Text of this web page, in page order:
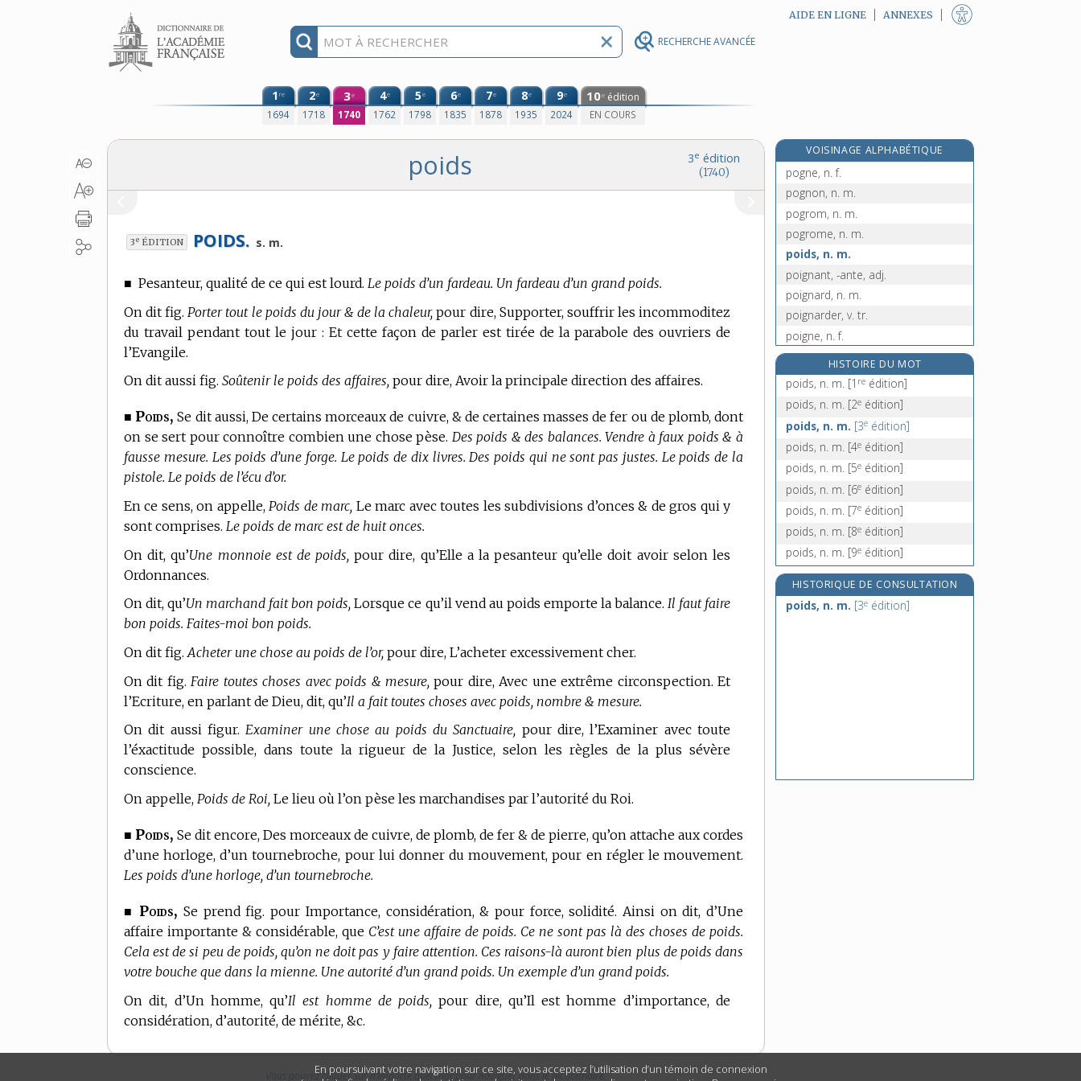
En poursuivant votre navigation sur ce site, vous acceptez l’utilisation d’un témoin de connexion
RECHERCHE AVANCÉE
Aller au contenu AIDE EN LIGNE ANNEXES
1re
1694
2e
1718
3e
1740
4e
1762
5e
1798
6e
1835
7e
1878
8e
1935
9e
2024
10e édition
EN COURS
3e édition
(1740)
poids
3e ÉDITION POIDS. s. m.
■ Pesanteur, qualité de ce qui est lourd. Le poids d’un fardeau. Un fardeau d’un grand poids.
On dit fig. Porter tout le poids du jour & de la chaleur, pour dire, Supporter, souffrir les incommoditez
du travail pendant tout le jour : Et cette façon de parler est tirée de la parabole des ouvriers de
l’Evangile.
On dit aussi fig. Soûtenir le poids des affaires, pour dire, Avoir la principale direction des affaires.
■ Poids, Se dit aussi, De certains morceaux de cuivre, & de certaines masses de fer ou de plomb, dont
on se sert pour connoître combien une chose pèse. Des poids & des balances. Vendre à faux poids & à
fausse mesure. Les poids d’une forge. Le poids de dix livres. Des poids qui ne sont pas justes. Le poids de la
pistole. Le poids de l’écu d’or.
En ce sens, on appelle, Poids de marc, Le marc avec toutes les subdivisions d’onces & de gros qui y
sont comprises. Le poids de marc est de huit onces.
On dit, qu’Une monnoie est de poids, pour dire, qu’Elle a la pesanteur qu’elle doit avoir selon les
Ordonnances.
On dit, qu’Un marchand fait bon poids, Lorsque ce qu’il vend au poids emporte la balance. Il faut faire
bon poids. Faites-moi bon poids.
On dit fig. Acheter une chose au poids de l’or, pour dire, L’acheter excessivement cher.
On dit fig. Faire toutes choses avec poids & mesure, pour dire, Avec une extrême circonspection. Et
l’Ecriture, en parlant de Dieu, dit, qu’Il a fait toutes choses avec poids, nombre & mesure.
On dit aussi figur.Examiner une chose au poids du Sanctuaire, pour dire, l’Examiner avec toute
l’éxactitude possible, dans toute la rigueur de la Justice, selon les règles de la plus sévère
conscience.
On appelle, Poids de Roi, Le lieu où l’on pèse les marchandises par l’autorité du Roi.
■ Poids, Se dit encore, Des morceaux de cuivre, de plomb, de fer & de pierre, qu’on attache aux cordes
d’une horloge, d’un tournebroche, pour lui donner du mouvement, pour en régler le mouvement.
Les poids d’une horloge, d’un tournebroche.
■ Poids, Se prend fig. pour Importance, considération, & pour force, solidité. Ainsi on dit, d’Une
affaire importante & considérable, que C’est une affaire de poids. Ce ne sont pas là des choses de poids.
Cela est de si peu de poids, qu’on ne doit pas y faire attention. Ces raisons-là auront bien plus de poids dans
votre bouche que dans la mienne. Une autorité d’un grand poids. Un exemple d’un grand poids.
On dit, d’Un homme, qu’Il est homme de poids, pour dire, qu’Il est homme d’importance, de
considération, d’autorité, de mérite, &c.
Vous pouvez cliquer sur n’importe quel mot pour naviguer dans le dictionnaire.
VOISINAGE ALPHABÉTIQUE
poge, n. m.[5eédition]
pogne, n. f.
pognon, n. m.
pogrom, n. m.
pogrome, n. m.
poids, n. m.
poignant, -ante, adj.
poignard, n. m.
poignarder, v. tr.
poigne, n. f.
poignée, n. f.
poignet, n. m.
poïkilotherme, adj.
poiloux, n. m.
HISTOIRE DU MOT
poids, n. m. [1 re édition]
poids, n. m. [2e édition]
poids, n. m. [3e édition]
poids, n. m. [4e édition]
poids, n. m. [5e édition]
poids, n. m. [6e édition]
poids, n. m. [7e édition]
poids, n. m. [8e édition]
poids, n. m. [9e édition]
HISTORIQUE DE CONSULTATION
poids, n. m. [3e édition]